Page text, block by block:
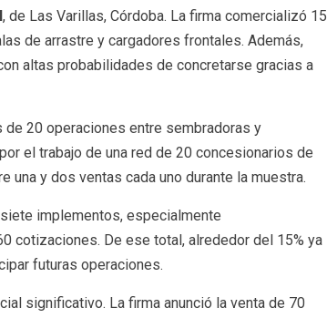
, de Las Varillas, Córdoba. La firma comercializó 15
de arrastre y cargadores frontales. Además,
altas probabilidades de concretarse gracias a
de 20 operaciones entre sembradoras y
el trabajo de una red de 20 concesionarios de
y dos ventas cada uno durante la muestra.
implementos, especialmente
cotizaciones. De ese total, alrededor del 15% ya
futuras operaciones.
significativo. La firma anunció la venta de 70